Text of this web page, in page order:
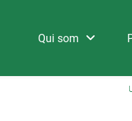
Qui som